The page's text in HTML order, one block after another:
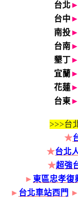
台北 ►
台中 ►
南投►
台南►
墾丁►
宜蘭 ►
花蓮►
台東►
>>>台
★
★台北
★超強
► 東區忠孝復
► 台北車站西門 ►